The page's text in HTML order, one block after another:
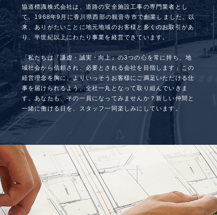
協道標識株式会社は、道路の安全施設工事の専門業者とし
て、1968年9月に香川県西部の観音寺市で創業しました。以
来、ありがたいことに地元地域のお客様と多くのお取引があ
り、半世紀以上にわたり事業を経営できています。
「私たちは『謙虚・誠実・向上』の3つの心を常に持ち、地
域社会から信頼され、必要とされる会社を目指します」この
経営理念を胸に、よりいっそうお客様にご満足いただける仕
事を届けられるよう、全社一丸となって取り組んでいきま
す。あなたも、その一員になってみませんか？新しい仲間と
一緒に働ける日を、スタッフ一同楽しみにしています。